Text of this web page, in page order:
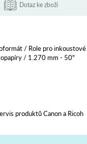
Dotaz ke zboží
/ Role pro
/ 1.270 mm - 50"
produktů Canon a Ricoh